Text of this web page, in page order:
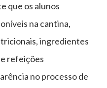
que os alunos
na cantina,
ingredientes
refeições
no processo de